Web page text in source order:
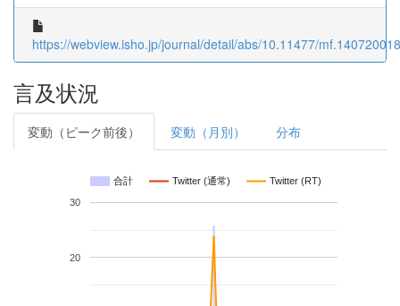
https://webview.isho.jp/journal/detail/abs/10.11477/
言及状況
変動（ピーク前後） 変動（月別） 分布
合計 Twitter (通常) Twitter (RT)
20
30